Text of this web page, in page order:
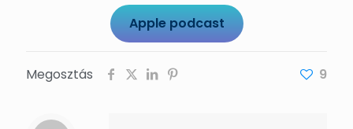
Apple podcast
Megosztás 9